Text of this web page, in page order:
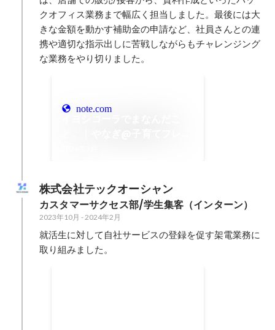
クオフィス業務まで幅広く担当しました。最後には大
きな金額を動かす補助金の申請など、社員さんとの連
携や適切な指示出しに苦戦しながらもチャレンジング
な業務をやり切りました。
note.com
株式会社テックオーシャン
カスタマーサクセス部/学生集客（インターン）
2023年10月 -2024年2月
就活生に対して自社サービスの登録を促す架電業務に
取り組みました。